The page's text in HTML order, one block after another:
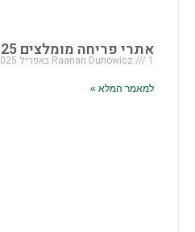
אתרי פריחה מומלצים 30.3-4.5.25 (8)
Raanan Dunowicz 1 באפריל 2025
למאמר המלא »